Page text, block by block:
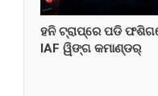
ହନି ଟ୍ରାପ୍‌ରେ ପଡି
IAF ୱିଙ୍ଗ କମାଣ୍ଡର୍